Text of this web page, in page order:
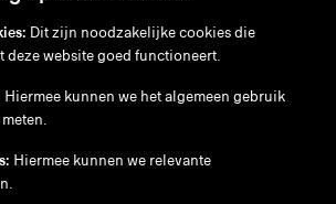
Dit zijn noodzakelijke cookies die
deze website goed functioneert.
Hiermee kunnen we het algemeen gebruik
Hiermee kunnen we relevante